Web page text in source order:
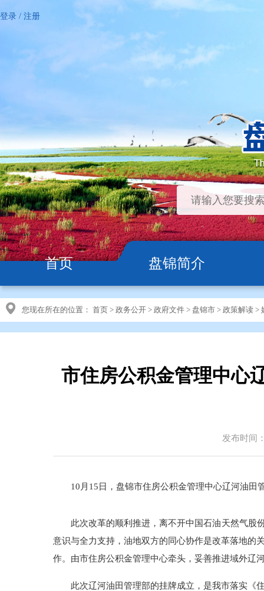
登录 / 注册
首页 盘锦简介
您现在所在的位置： 首页 > 政务公开 > 政府文件 > 盘锦市 > 政策解读 >
市住房公积金管理中心
发布时间
10月15日，盘锦市住房公积金管理中心辽河油
此次改革的顺利推进，离不开中国石油天然气股
意识与全力支持，油地双方的同心协作是改革落地的
作。由市住房公积金管理中心牵头，妥善推进域外辽
此次辽河油田管理部的挂牌成立，是我市落实《